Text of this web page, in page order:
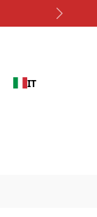
IT